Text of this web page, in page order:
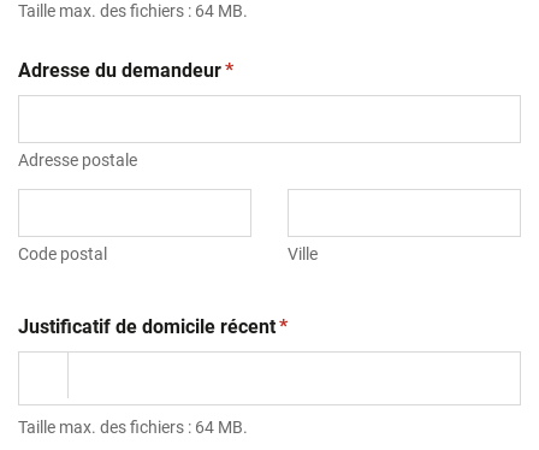
Taille max. des fichiers : 64 MB.
Adresse du demandeur(obligatoire)
*
Adresse postale
Code postal Ville
Justificatif de domicile récent(obligatoire)
*
Taille max. des fichiers : 64 MB.